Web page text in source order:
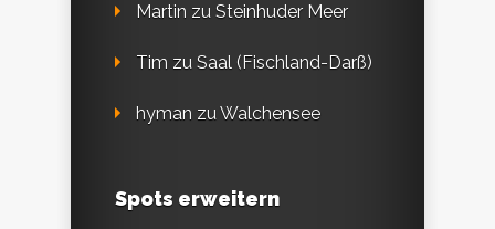
Martin zu Steinhuder Meer
Tim zu Saal (Fischland-Darß)
hyman zuWalchensee
Spots erweitern